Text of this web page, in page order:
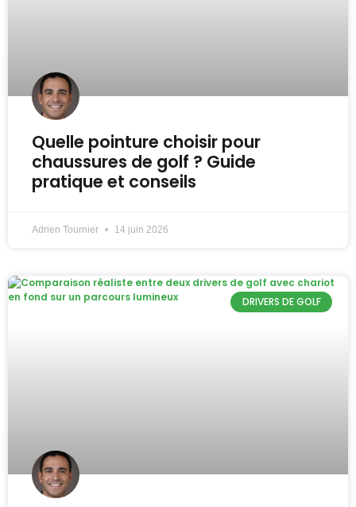
Quelle pointure choisir pour
chaussures de golf ? Guide
pratique et conseils
Adrien Tournier 14 juin 2026
DRIVERS DE GOLF